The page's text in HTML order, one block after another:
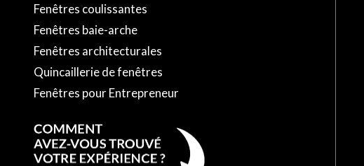
Fenêtres coulissantes
Fenêtres baie-arche
Fenêtres architecturales
Quincaillerie de fenêtres
Fenêtres pour Entrepreneur